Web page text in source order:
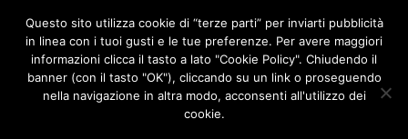
F
c
e
b
o
I
n
s
t
Questo sito utilizza cookie di “terze parti” per inviarti pubblicità
in linea con i tuoi gusti e le tue preferenze. Per avere maggiori
informazioni clicca il tasto a lato "Cookie Policy". Chiudendo il
banner (con il tasto "OK"), cliccando su un link o proseguendo
nella navigazione in altra modo, acconsenti all'utilizzo dei
cookie.